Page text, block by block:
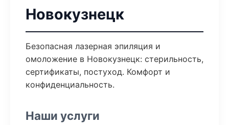
Новокузнецк
Безопасная лазерная эпиляция и
омоложение в Новокузнецк: стерильность,
сертификаты, постуход. Комфорт и
конфиденциальность.
Наши услуги